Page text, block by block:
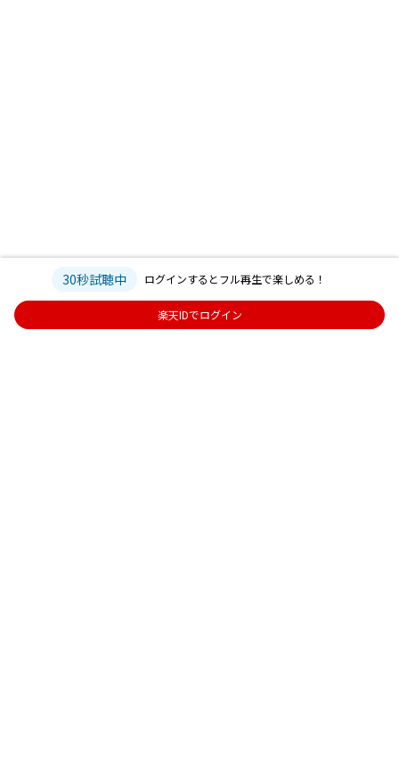
30秒試聴中 ログインするとフル再生で楽しめる！
楽天IDでログイン